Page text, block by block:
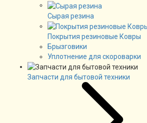
Сырая резина
Покрытия резиновые Ковры
Брызговики
Уплотнение для скороварки
Запчасти для бытовой техники